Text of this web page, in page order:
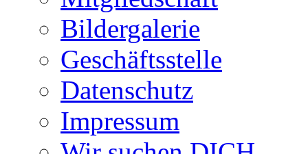
Bildergalerie
Geschäftsstelle
Datenschutz
Impressum